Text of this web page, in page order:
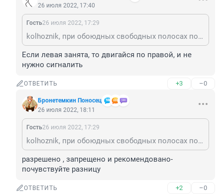
26 июля 2022, 17:40
Гость26 июля 2022, 17:29
kolhoznik, при обоюдных свободных полосах попутного движения рекомендовано придерживаться правой стороны. Вы разве забыли?
Если левая занята, то двигайся по правой, и не
нужно сигналить
ОТВЕТИТЬ +3 –0
Бронетемкин Поносец
26 июля 2022, 18:11
Гость26 июля 2022, 17:29
kolhoznik, при обоюдных свободных полосах попутного движения рекомендовано придерживаться правой стороны. Вы разве забыли?
разрешено , запрещено и рекомендовано-
почувствуйте разницу
ОТВЕТИТЬ +2 –0